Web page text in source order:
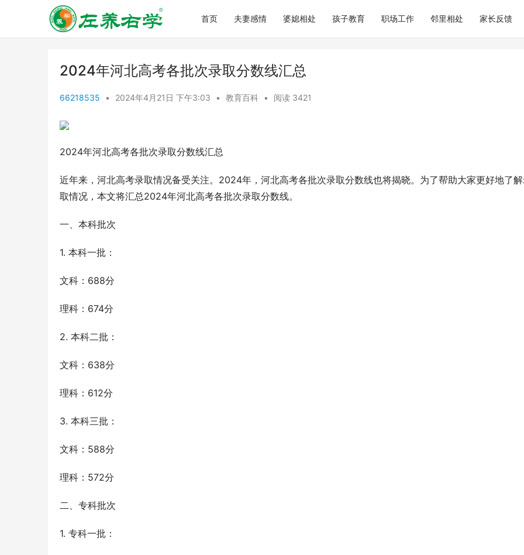
首页 夫妻感情 婆媳相处 孩子教育 职场工作 邻里相处 家长反馈
2024年河北高考各批次录取分数线汇总
66218535 • 2024年4月21日 下午3:03 • 教育百科 • 阅读 3421
2024年河北高考各批次录取分数线汇总
近年来，河北高考录取情况备受关注。2024年，河北高考各批次录取分数线也将揭晓。为了帮助大家更好地了
取情况，本文将汇总2024年河北高考各批次录取分数线。
一、本科批次
1. 本科一批：
文科：688分
理科：674分
2. 本科二批：
文科：638分
理科：612分
3. 本科三批：
文科：588分
理科：572分
二、专科批次
1. 专科一批：